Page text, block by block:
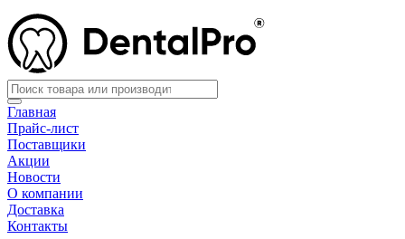
Главная
Прайс-лист
Поставщики
Акции
Новости
О компании
Доставка
Контакты